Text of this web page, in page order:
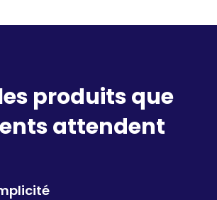
produits que
attendent